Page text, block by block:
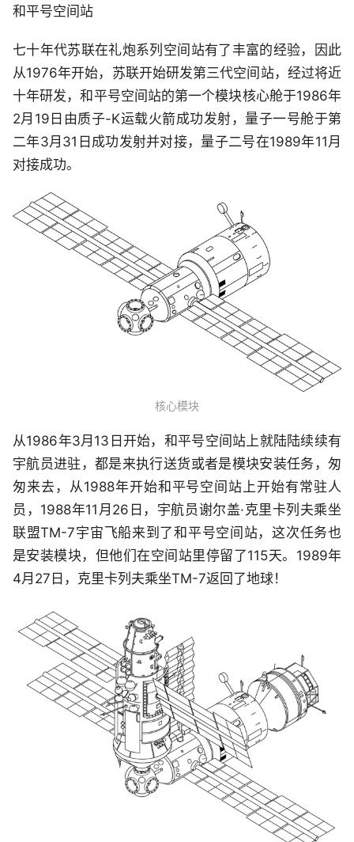
和平号空间站
七十年代苏联在礼炮系列空间站有了丰富的经验，因此
从1976年开始，苏联开始研发第三代空间站，经过将近
十年研发，和平号空间站的第一个模块核心舱于1986年
2月19日由质子-K运载火箭成功发射，量子一号舱于第
二年3月31日成功发射并对接，量子二号在1989年11月
对接成功。
核心模块
从1986年3月13日开始，和平号空间站上就陆陆续续有
宇航员进驻，都是来执行送货或者是模块安装任务，匆
匆来去，从1988年开始和平号空间站上开始有常驻人
员，1988年11月26日，宇航员谢尔盖·克里卡列夫乘坐
联盟TM-7宇宙飞船来到了和平号空间站，这次任务也
是安装模块，但他们在空间站里停留了115天。1989年
4月27日，克里卡列夫乘坐TM-7返回了地球！